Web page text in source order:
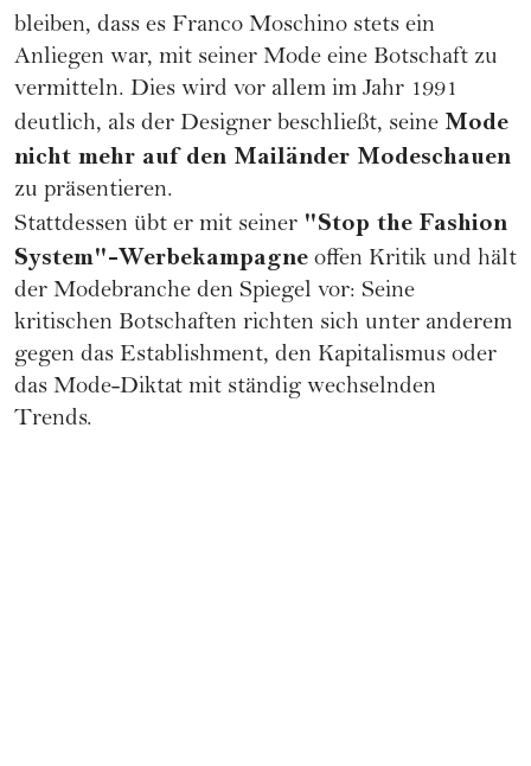
bleiben, dass es Franco Moschino stets ein
Anliegen war, mit seiner Mode eine Botschaft zu
vermitteln. Dies wird vor allem im Jahr 1991
deutlich, als der Designer beschließt, seine Mode
nicht mehr auf den Mailänder Modeschauen
zu präsentieren.
Stattdessen übt er mit seiner "Stop the Fashion
System"-Werbekampagne offen Kritik und hält
der Modebranche den Spiegel vor: Seine
kritischen Botschaften richten sich unter anderem
gegen das Establishment, den Kapitalismus oder
das Mode-Diktat mit ständig wechselnden
Trends.